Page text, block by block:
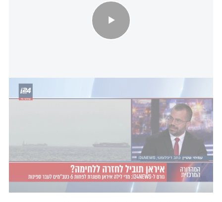
הזעם האיראני: ספינות עוברות במצר הורמוז בצד העומאני - בעידוד
לקריאה נוספת
בקשות ותיאום מראש: הנהלים החדשים של איראן
למעבר במצר הורמוז| עמיחי שטיין, מעיין רפאל
אחרי שבסיסו ספג נזק כבד בבחריין - צבא ארה"ב
שוקל לעזוב את האזור| מעיין רפאל